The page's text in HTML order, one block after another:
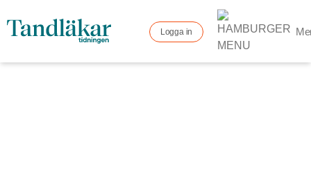
Logga in